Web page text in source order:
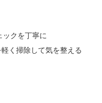
ックを丁寧に
く掃除して気を整える